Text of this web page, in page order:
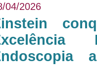
04/2026